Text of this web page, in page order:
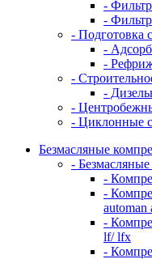
-
-
- Подготовка
-
-
-
-
-
- Циклонные
Безмасляные
-
-
-
automan
-
lf/ lfx
-